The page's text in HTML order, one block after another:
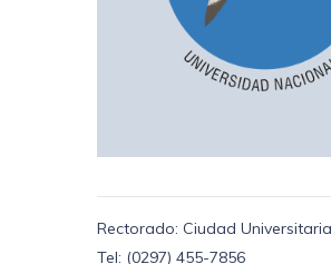
Rectorado: Ciudad
Tel: (0297) 455-7856